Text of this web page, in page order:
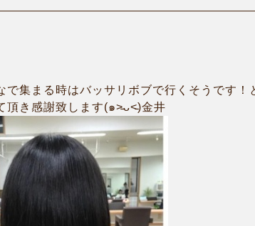
集まる時はバッサリボブで行くそうです！
頂き感謝致します(๑˃̵ᴗ˂̵)金井